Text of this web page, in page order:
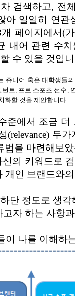
검색하고, 전
아 일일히 연관
개 페이지에서(
내어 관련 수
수 있을 것입
쥬니어 혹은 대학생들
턴트, 프로 스포츠 선수,
화할 것을 제안합니다.
준에서 조금 더
(relevance) 두가
법을 마련해보
신의 키워드로
개인 브랜드와
단 정도로 생
자 하는 사항
이 나를 이해하